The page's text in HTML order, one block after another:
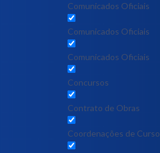
Comunicados Oficiais
Comunicados Oficiais
Comunicados Oficiais
Concursos
Contrato de Obras
Coordenações de Curso